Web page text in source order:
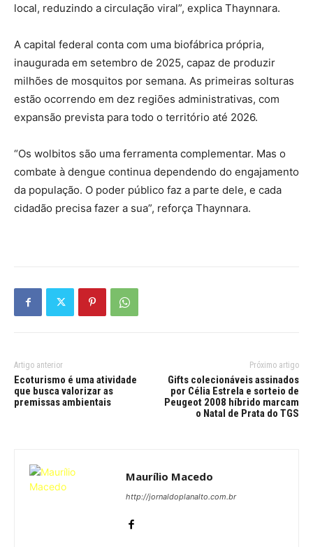
local, reduzindo a circulação viral”, explica Thaynnara.
A capital federal conta com uma biofábrica própria,
inaugurada em setembro de 2025, capaz de produzir
milhões de mosquitos por semana. As primeiras solturas
estão ocorrendo em dez regiões administrativas, com
expansão prevista para todo o território até 2026.
“Os wolbitos são uma ferramenta complementar. Mas o
combate à dengue continua dependendo do engajamento
da população. O poder público faz a parte dele, e cada
cidadão precisa fazer a sua”, reforça Thaynnara.
Artigo anterior
Ecoturismo é uma atividade
que busca valorizar as
premissas ambientais
Próximo artigo
Gifts colecionáveis assinados
por Célia Estrela e sorteio de
Peugeot 2008 híbrido marcam
o Natal de Prata do TGS
Maurílio Macedo
http://jornaldoplanalto.com.br